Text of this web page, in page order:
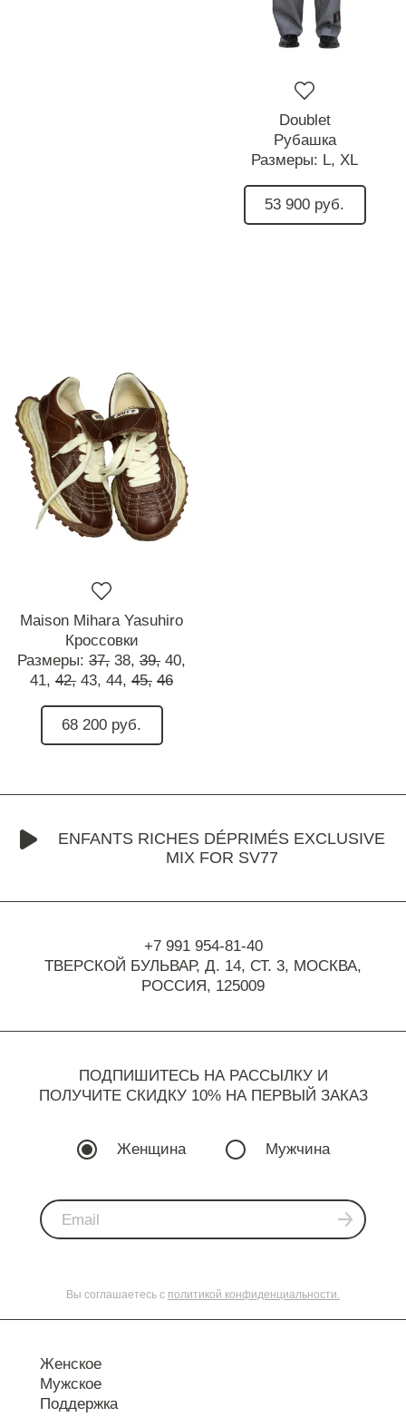
Doublet
Рубашка
Размеры: L, XL
53 900 руб.
Maison Mihara Yasuhiro
Кроссовки
Размеры: 37, 38, 39, 40,
41, 42, 43, 44, 45, 46
68 200 руб.
ENFANTS RICHES DÉPRIMÉS EXCLUSIVE
MIX FOR SV77
+7 991 954-81-40
ТВЕРСКОЙ БУЛЬВАР, Д. 14, СТ. 3, МОСКВА,
РОССИЯ, 125009
ПОДПИШИТЕСЬ НА РАССЫЛКУ И
ПОЛУЧИТЕ СКИДКУ 10% НА ПЕРВЫЙ ЗАКАЗ
Женщина Мужчина
Вы соглашаетесь с политикой конфиденциальности.
Женское
Мужское
Поддержка